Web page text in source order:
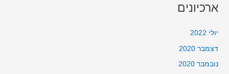
ארכיונים
יולי 2022
דצמבר 2020
נובמבר 2020